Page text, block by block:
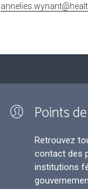
Points
Retrouvez
contact des
institutions